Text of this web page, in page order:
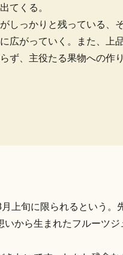
てくる。
しっかりと残っている、
広がっていく。また、上
ず、主役たる果物への作
上旬に限られるという。
から生まれたフルーツ